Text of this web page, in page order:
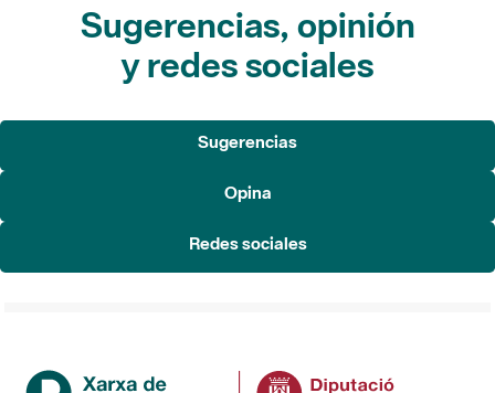
Sugerencias, opinión
y redes sociales
Sugerencias
Opina
Redes sociales